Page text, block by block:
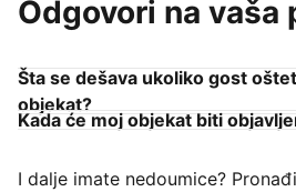
Odgovori na vaša
Šta se dešava ukoliko gost
objekat?
Kada će moj objekat biti
I dalje imate nedoumice?